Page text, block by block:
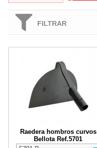
FILTRAR
Raedera hombros curvos
Bellota Ref.5701